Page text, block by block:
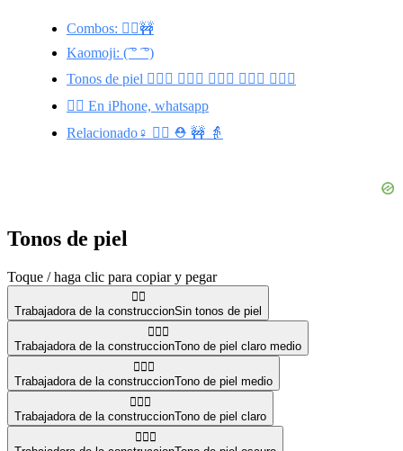
Combos: 👷‍♀️🚧
Kaomoji: (͡ ° ͡ °)
Tonos de piel 👷🏼‍♀️ 👷🏽‍♀️ 👷🏻‍♀️ 👷🏿‍♀️ 👷🏾‍♀️
👷‍♀️ En iPhone, whatsapp
Relacionado♀️ 👷‍♂️ ⛑️ 🚧 👵
Tonos de piel
Toque / haga clic para copiar y pegar
👷‍♀️
Trabajadora de la construccionSin tonos de piel
👷🏼‍♀️
Trabajadora de la construccionTono de piel claro medio
👷🏽‍♀️
Trabajadora de la construccionTono de piel medio
👷🏻‍♀️
Trabajadora de la construccionTono de piel claro
👷🏿‍♀️